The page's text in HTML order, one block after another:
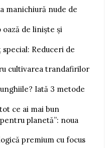
manichiură nude de
oază de liniște și
Reduceri de
cultivarea trandafirilor
Iată 3 metode
ce ai mai bun
planetă”: noua
premium cu focus